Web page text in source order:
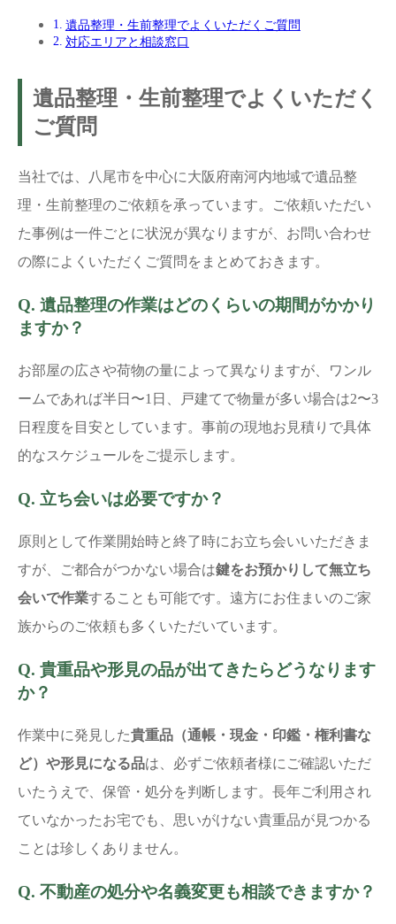
遺品整理・生前整理でよくいただくご質問
対応エリアと相談窓口
遺品整理・生前整理でよくいただく
ご質問
当社では、八尾市を中心に大阪府南河内地域で遺品整
理・生前整理のご依頼を承っています。ご依頼いただい
た事例は一件ごとに状況が異なりますが、お問い合わせ
の際によくいただくご質問をまとめておきます。
Q. 遺品整理の作業はどのくらいの期間がかかり
ますか？
お部屋の広さや荷物の量によって異なりますが、ワンル
ームであれば半日〜1日、戸建てで物量が多い場合は2〜3
日程度を目安としています。事前の現地お見積りで具体
的なスケジュールをご提示します。
Q. 立ち会いは必要ですか？
原則として作業開始時と終了時にお立ち会いいただきま
すが、ご都合がつかない場合は鍵をお預かりして無立ち
会いで作業することも可能です。遠方にお住まいのご家
族からのご依頼も多くいただいています。
Q. 貴重品や形見の品が出てきたらどうなります
か？
作業中に発見した貴重品（通帳・現金・印鑑・権利書な
ど）や形見になる品は、必ずご依頼者様にご確認いただ
いたうえで、保管・処分を判断します。長年ご利用され
ていなかったお宅でも、思いがけない貴重品が見つかる
ことは珍しくありません。
Q. 不動産の処分や名義変更も相談できますか？